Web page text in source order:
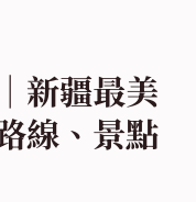
新疆最美
線、景點